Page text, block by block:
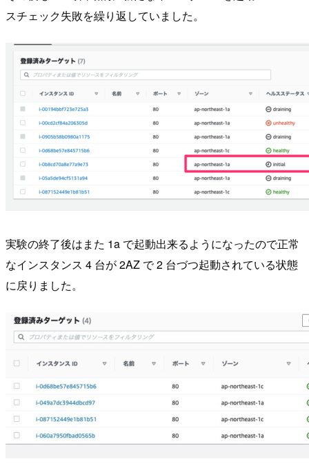
スチェック失敗を繰り返していました。
実験の終了後はまた 1a で起動出来るようになったので正常
なインスタンス 4 台が 2AZ で 2 台づつ起動されている状態
に戻りました。